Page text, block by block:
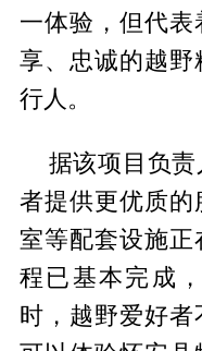
一体验，但代
享、忠诚的越野
行人。
据该项目负
者提供更优质的
室等配套设施
程已基本完成
时，越野爱好